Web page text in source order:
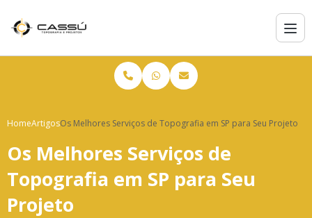
HomeArtigosOs Melhores Serviços de Topografia em SP para Seu Projeto
Os Melhores Serviços de
Topografia em SP para Seu
Projeto